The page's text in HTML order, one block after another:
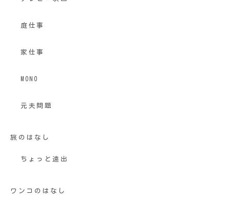
庭仕事
家仕事
MONO
元夫問題
旅のはなし
ちょっと遠出
ワンコのはなし